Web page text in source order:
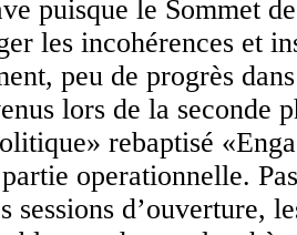
puisque le Sommet
les incohérences et
peu de progrès
lors de la seconde
rebaptisé
operationnelle.
sessions d’ouverture,